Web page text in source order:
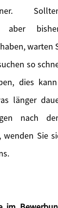
aber
warten
so
dies
länger
nach
Sie